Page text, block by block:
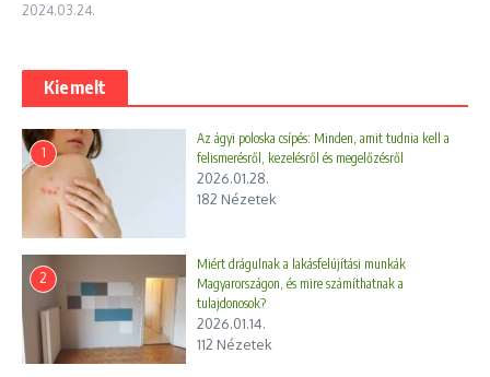
2024.03.24.
Kiemelt
1
Az ágyi poloska csípés: Minden, amit tudnia kell a
felismerésről, kezelésről és megelőzésről
2026.01.28.
182 Nézetek
2
Miért drágulnak a lakásfelújítási munkák
Magyarországon, és mire számíthatnak a
tulajdonosok?
2026.01.14.
112 Nézetek